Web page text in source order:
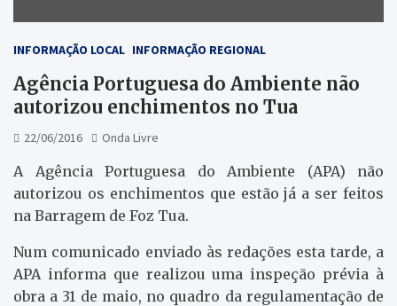
INFORMAÇÃO LOCAL INFORMAÇÃO REGIONAL
Agência Portuguesa do Ambiente não
autorizou enchimentos no Tua
22/06/2016 Onda Livre
A Agência Portuguesa do Ambiente (APA) não
autorizou os enchimentos que estão já a ser feitos
na Barragem de Foz Tua.
Num comunicado enviado às redações esta tarde, a
APA informa que realizou uma inspeção prévia à
obra a 31 de maio, no quadro da regulamentação de